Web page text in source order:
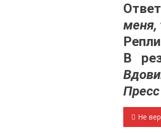
меня,
В
Не верь пенсионным обещаниям